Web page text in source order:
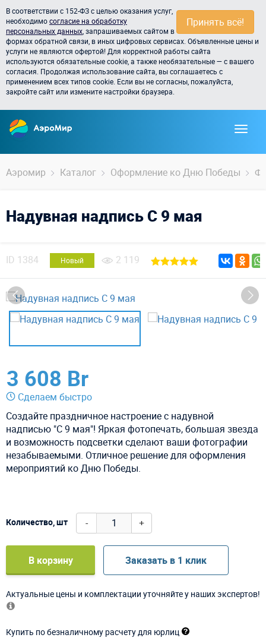
Принять всё!
В соответствии с 152-ФЗ с целью оказания услуг,
необходимосогласие на обработку
персональных данных , запрашиваемых сайтом в
формах обратной связи, в иных цифровых сервисах. Объявленные цены и
услуги не являются офертой! Для корректной работы сайта
используются обязательные cookie, а также необязательные — с вашего
согласия. Продолжая использование сайта, вы соглашаетесь с
применением всех типов cookie. Если вы не согласны, пожалуйста,
закройте сайт или измените настройки браузера.
Аэромир Каталог Оформление ко Дню Победы
Надувная надпись С 9 мая
ID 1384 Новый 2 119
3 608 Br
Сделаем быстро
Создайте праздничное настроение с надувной
надписью "С 9 мая"! Яркая фотопечать, большая звезда
и возможность подсветки сделают ваши фотографии
незабываемыми. Отличное решение для оформления
мероприятий ко Дню Победы.
Количество, шт - +
В корзину Заказать в 1 клик
Актуальные цены и комплектации уточняйте у наших экспертов!
Купить по безналичному расчету для юрлиц